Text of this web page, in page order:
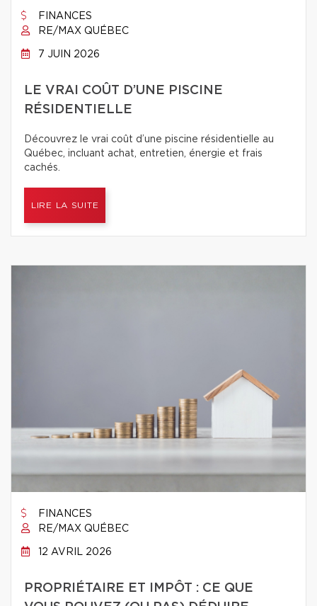
FINANCES
RE/MAX QUÉBEC
7 JUIN 2026
LE VRAI COÛT D’UNE PISCINE
RÉSIDENTIELLE
Découvrez le vrai coût d’une piscine résidentielle au
Québec, incluant achat, entretien, énergie et frais
cachés.
LIRE LA SUITE
FINANCES
RE/MAX QUÉBEC
12 AVRIL 2026
PROPRIÉTAIRE ET IMPÔT : CE QUE